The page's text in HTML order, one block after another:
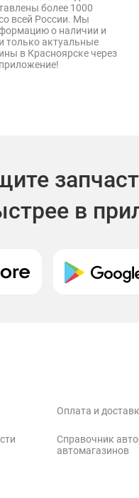
более 1000
всей России. Мы
о наличии и
только актуальные
в Красноярске через
в
Оплата и
Справочник
автомагазинов